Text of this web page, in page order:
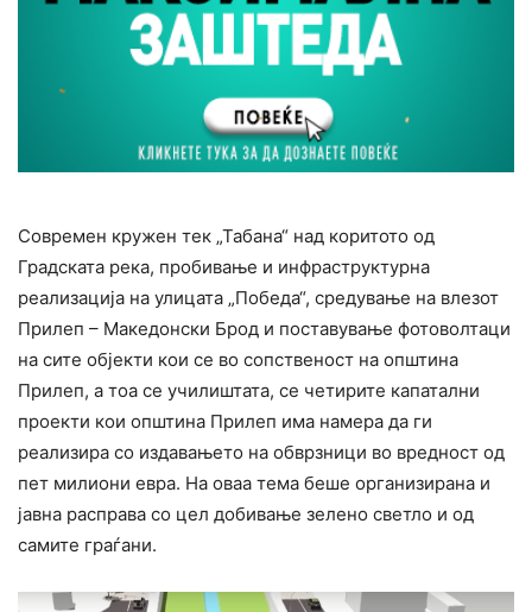
Современ кружен тек „Табана“ над коритото од
Градската река, пробивање и инфраструктурна
реализација на улицата „Победа“, средување на влезот
Прилеп – Македонски Брод и поставување фотоволтаци
на сите објекти кои се во сопственост на општина
Прилеп, а тоа се училиштата, се четирите капатални
проекти кои општина Прилеп има намера да ги
реализира со издавањето на обврзници во вредност од
пет милиони евра. На оваа тема беше организирана и
јавна расправа со цел добивање зелено светло и од
самите граѓани.